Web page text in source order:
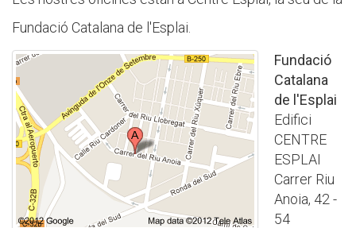
Fundació Catalana de l'Esplai.
Fundació
Catalana
de l'Esplai
Edifici
CENTRE
ESPLAI
Carrer Riu
Anoia, 42 -
54